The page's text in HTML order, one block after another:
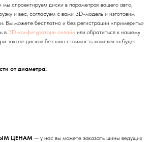
мы спроектируем диски в параметрах вашего авто,
и вес, согласуем с вами 3D-модель и изготовим
Вы можете бесплатно и без регистрации «примерить»
в 3D-конфигураторе онлайн или обратиться к нашему
заказе дисков без шин стоимость комплекта будет
от диаметра:
ЦЕНАМ — у нас вы можете заказать шины ведущих